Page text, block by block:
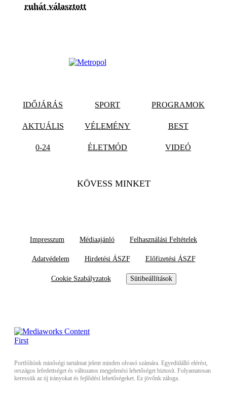
ruhát választott
IDŐJÁRÁS SPORT PROGRAMOK
AKTUÁLIS VÉLEMÉNY BEST
0-24 ÉLETMÓD VIDEÓ
KÖVESS MINKET
Impresszum Médiaajánló Felhasználási Feltételek
Adatvédelem Hirdetési ÁSZF Előfizetési ÁSZF
Cookie Szabályzatok Sütibeállítások
Portfóliónk minőségi tartalmat jelent minden olvasó számára. Egyedülálló elérést,
országos lefedettséget és változatos megjelenési lehetőséget biztosít. Folyamatosan
keressük az új irányokat és fejlődési lehetőségeket. Ez jövőnk záloga.